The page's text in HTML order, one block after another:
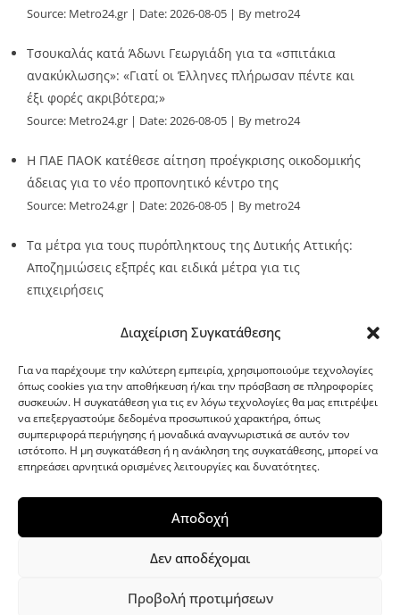
Διαχείριση Συγκατάθεσης
Για να παρέχουμε την καλύτερη εμπειρία, χρησιμοποιούμε τεχνολογίες
όπως cookies για την αποθήκευση ή/και την πρόσβαση σε πληροφορίες
συσκευών. Η συγκατάθεση για τις εν λόγω τεχνολογίες θα μας επιτρέψει
να επεξεργαστούμε δεδομένα προσωπικού χαρακτήρα, όπως
συμπεριφορά περιήγησης ή μοναδικά αναγνωριστικά σε αυτόν τον
ιστότοπο. Η μη συγκατάθεση ή η ανάκληση της συγκατάθεσης, μπορεί να
επηρεάσει αρνητικά ορισμένες λειτουργίες και δυνατότητες.
Αποδοχή
Δεν αποδέχομαι
Προβολή προτιμήσεων
Source: Metro24.gr Date: 2026-08-05 By metro24
Τσουκαλάς κατά Άδωνι Γεωργιάδη για τα «σπιτάκια
ανακύκλωσης»: «Γιατί οι Έλληνες πλήρωσαν πέντε και
έξι φορές ακριβότερα;»
Source: Metro24.gr Date: 2026-08-05 By metro24
Η ΠΑΕ ΠΑΟΚ κατέθεσε αίτηση προέγκρισης οικοδομικής
άδειας για το νέο προπονητικό κέντρο της
Source: Metro24.gr Date: 2026-08-05 By metro24
Τα μέτρα για τους πυρόπληκτους της Δυτικής Αττικής:
Αποζημιώσεις εξπρές και ειδικά μέτρα για τις
επιχειρήσεις
G-point.gr